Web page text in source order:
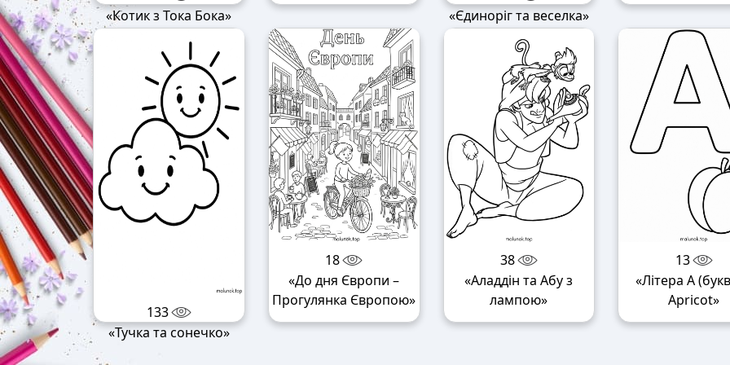
«Котик з Тока Бока»
«Єдиноріг та веселка»
133
«Тучка та сонечко»
18
«До дня Європи –
Прогулянка Європою»
38
«Аладдін та Абу з
лампою»
13
«Літера A
Apricot»